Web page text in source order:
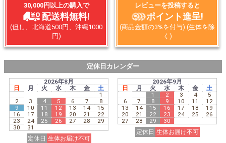
30,000円以上の購入で
配送料無料!
(但し、北海道500円、沖縄1000
円)
レビューを投稿すると
ポイント進呈!
(商品金額の3%を付与) (生体を除
く)
定休日カレンダー
2026年8月
日
月 火 水 木 金
土
1
2
3 4 5 6 7
8
9
10 11 12 13 14
15
16
17 18 19 20 21
22
23
24 25 26 27 28
29
30
31
定休日 生体お届け不可
2026年9月
日
月 火 水 木 金
土
1
2 3 4
5
6
7 8 9 10 11
12
13
14 15 16 17 18
19
20
21 22 23 24 25
26
27
28 29
30
定休日 生体お届け不可